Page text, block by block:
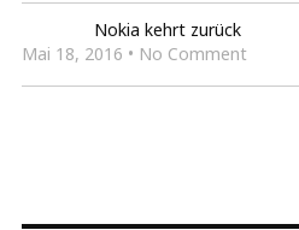
Nokia kehrt zurück
Mai 18, 2016 • No Comment